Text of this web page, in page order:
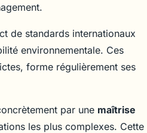
de standards internationaux
environnementale. Ces
forme régulièrement ses
par une maîtrise
les plus complexes. Cette